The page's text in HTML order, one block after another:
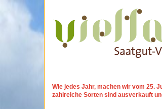
Wie jedes Jahr, machen wir vom 25.
zahlreiche Sorten sind ausverkauft